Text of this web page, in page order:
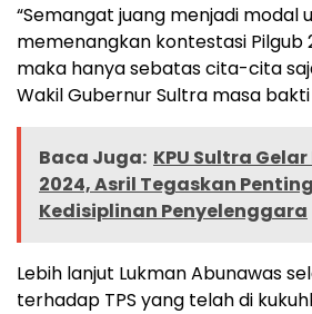
“Semangat juang menjadi modal
memenangkan kontestasi Pilgub
maka hanya sebatas cita-cita
Wakil Gubernur Sultra masa bakti
Baca Juga: KPU Sultra
2024, Asril Tegaskan
Kedisiplinan Penyelenggara
Lebih lanjut Lukman Abunawas
terhadap TPS yang telah di